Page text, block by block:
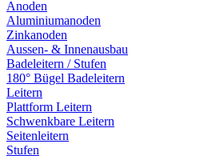
Anoden
Aluminiumanoden
Zinkanoden
Aussen- & Innenausbau
Badeleitern / Stufen
180° Bügel Badeleitern
Leitern
Plattform Leitern
Schwenkbare Leitern
Seitenleitern
Stufen